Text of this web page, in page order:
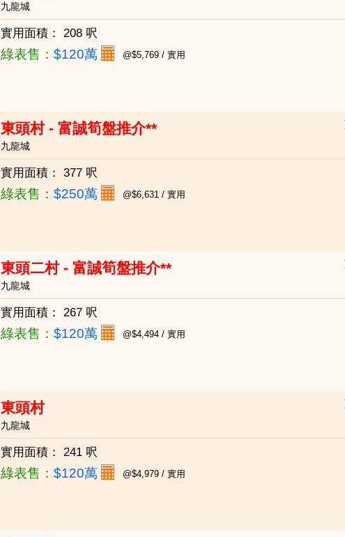
九龍城
實用面積： 208 呎
綠表售： $120萬 @$5,769 / 實用
東頭村 - 富誠筍盤推介**
九龍城
實用面積： 377 呎
綠表售： $250萬 @$6,631 / 實用
東頭二村 - 富誠筍盤推介**
九龍城
實用面積： 267 呎
綠表售： $120萬 @$4,494 / 實用
東頭村
九龍城
實用面積： 241 呎
綠表售： $120萬 @$4,979 / 實用